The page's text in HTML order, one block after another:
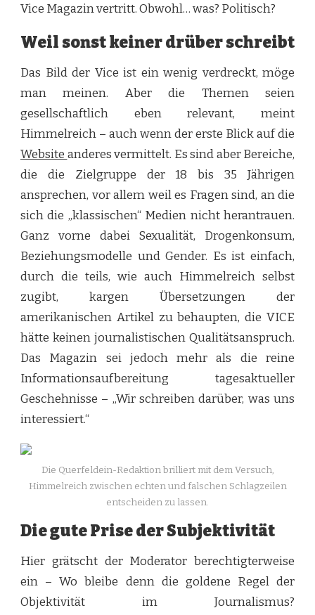
Vice Magazin vertritt. Obwohl… was? Politisch?
Weil sonst keiner drüber schreibt
Das Bild der Vice ist ein wenig verdreckt, möge
man meinen. Aber die Themen seien
gesellschaftlich eben relevant, meint
Himmelreich – auch wenn der erste Blick auf die
Website anderes vermittelt. Es sind aber Bereiche,
die die Zielgruppe der 18 bis 35 Jährigen
ansprechen, vor allem weil es Fragen sind, an die
sich die „klassischen“ Medien nicht herantrauen.
Ganz vorne dabei Sexualität, Drogenkonsum,
Beziehungsmodelle und Gender. Es ist einfach,
durch die teils, wie auch Himmelreich selbst
zugibt, kargen Übersetzungen der
amerikanischen Artikel zu behaupten, die VICE
hätte keinen journalistischen Qualitätsanspruch.
Das Magazin sei jedoch mehr als die reine
Informationsaufbereitung tagesaktueller
Geschehnisse – „Wir schreiben darüber, was uns
interessiert.“
Die Querfeldein-Redaktion brilliert mit dem Versuch,
Himmelreich zwischen echten und falschen Schlagzeilen
entscheiden zu lassen.
Die gute Prise der Subjektivität
Hier grätscht der Moderator berechtigterweise
ein – Wo bleibe denn die goldene Regel der
Objektivität im Journalismus?